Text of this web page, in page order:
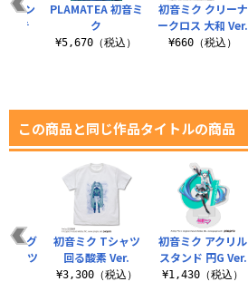
初音ミク クリーナ
ークロス 大和 Ver.
¥660（税込）
ャン
奏音
PLAMATEA 初音ミ
ク
¥5,670（税込）
この商品と同じ作品タイトルの商品
初音ミク アクリル
スタンド 円G Ver.
¥1,430（税込）
フルグ
シャツ
初音ミク Tシャツ
回る酸素 Ver.
¥3,300（税込）